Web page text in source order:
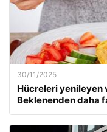
30/11/2025
Hücreleri yenileyen
Beklenenden daha